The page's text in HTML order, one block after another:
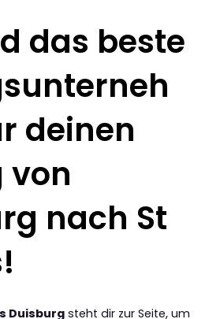
das beste
deinen
von
nach St
Duisburg steht dir zur Seite, um